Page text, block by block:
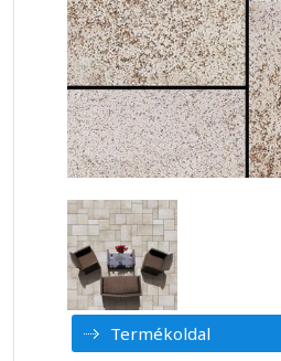
Termékoldal